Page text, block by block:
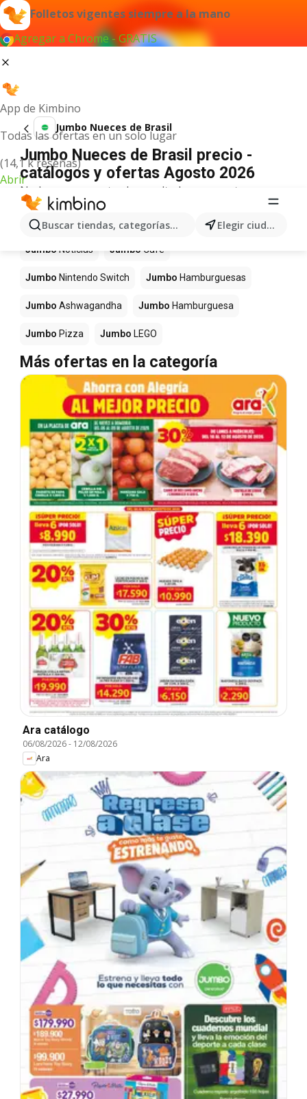
Folletos vigentes siempre a la mano
Agregar a Chrome - GRATIS
App de Kimbino
Todas las ofertas en un solo lugar
(14,1 k reseñas)
Abrir
Buscar tiendas, categorías, productos... Elegir ciudad
Jumbo Nueces de Brasil
Jumbo Nueces de Brasil precio -
catálogos y ofertas Agosto 2026
No hemos encontrado resultados para este
término.
Más productos en tiendas Jumbo
Jumbo Noticias Jumbo Café
Jumbo Nintendo Switch Jumbo Hamburguesas
Jumbo Ashwagandha Jumbo Hamburguesa
Jumbo Pizza Jumbo LEGO
Más ofertas en la categoría
Ara catálogo
06/08/2026- 12/08/2026
Ara